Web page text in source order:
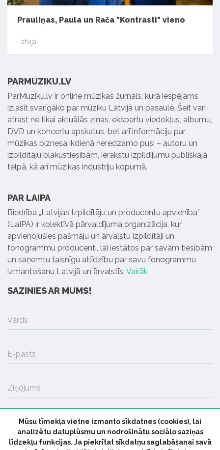
Prauliņas, Paula un Rača "Kontrasti" vieno
Latvijā
PARMUZIKU.LV
ParMuziku.lv ir online mūzikas žurnāls, kurā iespējams
izlasīt svarīgāko par mūziku Latvijā un pasaulē. Šeit vari
atrast ne tikai aktuālās ziņas, ekspertu viedokļus, albumu,
DVD un koncertu apskatus, bet arī informāciju par
mūzikas biznesa ikdienā neredzamo pusi – autoru un
izpildītāju blakustiesībām, ierakstu izpildījumu publiskajā
telpā, kā arī mūzikas industriju kopumā.
PAR LAIPA
Biedrība „Latvijas Izpildītāju un producentu apvienība”
(LaIPA) ir kolektīvā pārvaldījuma organizācija, kur
apvienojušies pašmāju un ārvalstu izpildītāji un
fonogrammu producenti, lai iestātos par savām tiesībām
un saņemtu taisnīgu atlīdzību par savu fonogrammu
izmantošanu Latvijā un ārvalstīs. Vairāk
SAZINIES AR MUMS!
Vārds
E-pasts
Ziņojums
SŪTĪT
Mūsu tīmekļa vietne izmanto sīkdatnes (cookies), lai
analizētu datuplūsmu un nodrošinātu sociālo saziņas
līdzekļu funkcijas. Ja piekrītat sīkdatņu saglabāšanai savā